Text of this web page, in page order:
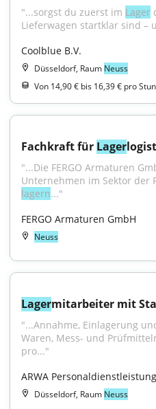
"...sorgst du zuerst im Lager
Lieferwagen startklar sind –
Coolblue B.V.
Düsseldorf, Raum Neuss
Von 14,90 € bis 16,39 € pro
Fachkraft für Lager
"...Die FERGO Armaturen
lagern..."
FERGO Armaturen GmbH
Neuss
Lagermitarbeiter mit
"...Annahme, Einlagerung
Waren, Mess- und
pro..."
ARWA
Düsseldorf, Raum Neuss